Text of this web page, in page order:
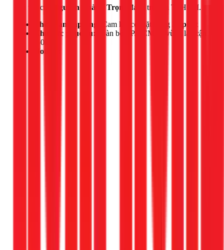
Đội thợ của Nguyễn Thành Trọng
đang trực tại TPHCM.
Thời gian đáp ứng:
Cam kết có mặt trong
30 phút
Khu vực phục vụ:
Toàn bộ TP.HCM và vùng lân cận
(50km)
Hotline: